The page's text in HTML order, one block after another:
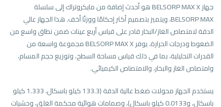
جهاز BELSORP MAX X هو أحدث إضافة من مايكروتراك إلى سلسلة
BELSORP MAX، ويتميز بتصميم أكثر إحكامًا ووزنًا أخف. هذا الجهاز عالي
الدقة لامتصاص الغاز/البخار قادر على قياس أربع عينات ضمن نطاق واسع من
الضغوط ودرجات الحرارة. يوفر BELSORP MAX X مجموعة واسعة من
القدرات التحليلية، بما في ذلك قياس مساحة السطح، وتوزيع حجم المسام،
وامتصاص الغاز والبخار، والامتصاص الكيميائي.
يستخدم الجهاز محولات ضغط عالية الدقة (133.3 كيلو باسكال، 1.333 كيلو
باسكال، و0.0133 كيلو باسكال)، وصمامات هوائية محكمة الغلق، وحشيات